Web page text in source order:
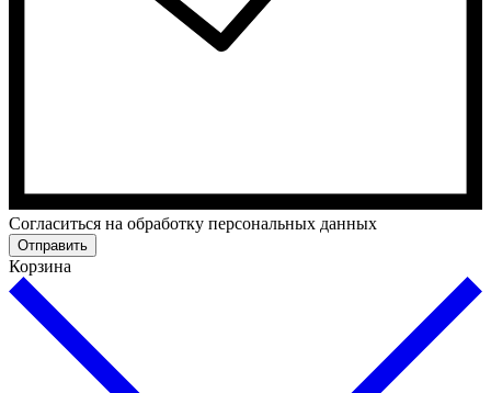
Cогласиться на обработку персональных данных
Отправить
Корзина